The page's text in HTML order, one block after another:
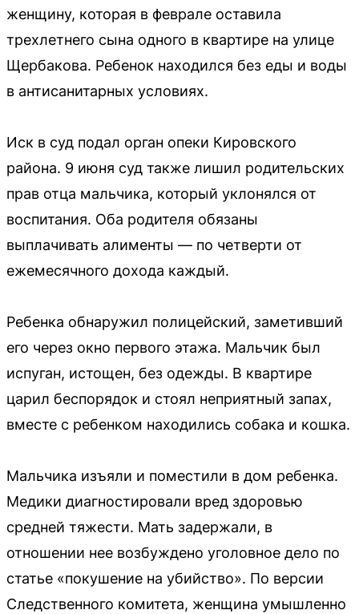
женщину, которая в феврале оставила
трехлетнего сына одного в квартире на улице
Щербакова. Ребенок находился без еды и воды
в антисанитарных условиях.
Иск в суд подал орган опеки Кировского
района. 9 июня суд также лишил родительских
прав отца мальчика, который уклонялся от
воспитания. Оба родителя обязаны
выплачивать алименты — по четверти от
ежемесячного дохода каждый.
Ребенка обнаружил полицейский, заметивший
его через окно первого этажа. Мальчик был
испуган, истощен, без одежды. В квартире
царил беспорядок и стоял неприятный запах,
вместе с ребенком находились собака и кошка.
Мальчика изъяли и поместили в дом ребенка.
Медики диагностировали вред здоровью
средней тяжести. Мать задержали, в
отношении нее возбуждено уголовное дело по
статье «покушение на убийство». По версии
Следственного комитета, женщина умышленно